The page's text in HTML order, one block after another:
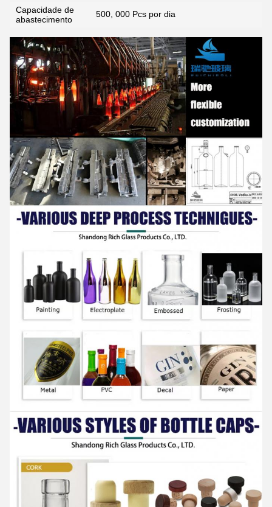
Capacidade de
abastecimento
500, 000 Pcs por dia